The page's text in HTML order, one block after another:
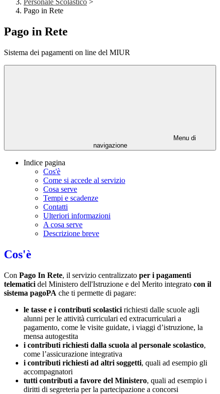
Personale Scolastico >
Pago in Rete
Pago in Rete
Sistema dei pagamenti on line del MIUR
Menu di
navigazione
Indice pagina
Cos'è
Come si accede al servizio
Cosa serve
Tempi e scadenze
Contatti
Ulteriori informazioni
A cosa serve
Descrizione breve
Cos'è
Con Pago In Rete, il servizio centralizzato per i pagamenti
telematici del Ministero dell'Istruzione e del Merito integrato con il
sistema pagoPA che ti permette di pagare:
le tasse e i contributi scolastici richiesti dalle scuole agli
alunni per le attività curriculari ed extracurriculari a
pagamento, come le visite guidate, i viaggi d’istruzione, la
mensa autogestita
i contributi richiesti dalla scuola al personale scolastico,
come l’assicurazione integrativa
i contributi richiesti ad altri soggetti, quali ad esempio gli
accompagnatori
tutti contributi a favore del Ministero, quali ad esempio i
diritti di segreteria per la partecipazione a concorsi